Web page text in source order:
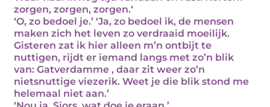
zorgen, zorgen, zorgen.‘
‘O, zo bedoel je.’ ‘Ja, zo bedoel ik, de mensen
maken zich het leven zo verdraaid moeilijk.
Gisteren zat ik hier alleen m’n ontbijt te
nuttigen, rijdt er iemand langs met zo’n blik
van: Gatverdamme , daar zit weer zo’n
nietsnuttige viezerik. Weet je die blik stond me
helemaal niet aan.’